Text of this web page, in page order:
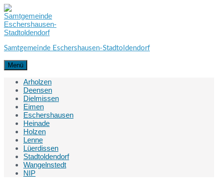
Skip
to
content
Skip
to
main
navigation
Skip
to
footer
Samtgemeinde Eschershausen-Stadtoldendorf
Menü
Arholzen
Deensen
Dielmissen
Eimen
Eschershausen
Heinade
Holzen
Lenne
Lüerdissen
Stadtoldendorf
Wangelnstedt
NIP